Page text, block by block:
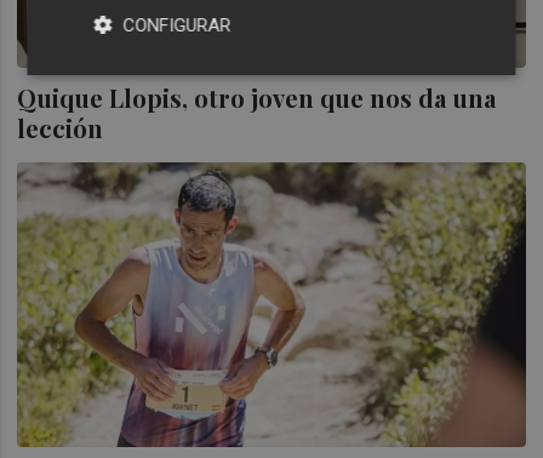
Quique Llopis, otro joven que nos da una
lección
CONFIGURAR